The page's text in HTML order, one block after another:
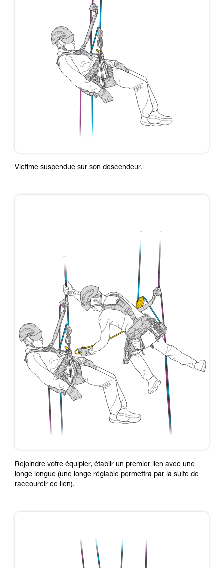
Victime suspendue sur son descendeur.
Rejoindre votre équipier, établir un premier lien avec une
longe longue (une longe réglable permettra par la suite de
raccourcir ce lien).